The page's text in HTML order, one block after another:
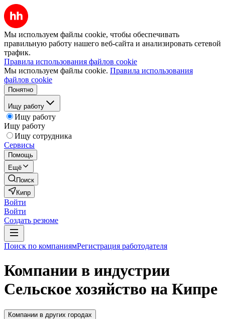
Мы используем файлы cookie, чтобы обеспечивать
правильную работу нашего веб-сайта и анализировать сетевой
трафик.
Правила использования файлов cookie
Мы используем файлы cookie. Правила использования
файлов cookie
Понятно
Ищу работу
Ищу работу
Ищу работу
Ищу сотрудника
Сервисы
Помощь
Ещё
Поиск
Кипр
Войти
Войти
Создать резюме
Поиск по компаниямРегистрация работодателя
Компании в индустрии
Сельское хозяйство на Кипре
Компании в других городах